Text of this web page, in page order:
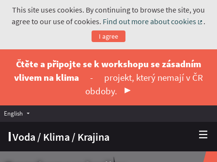
This site uses cookies. By continuing to browse the site, you
agree to our use of cookies. Find out more about cookies
.
I agree
Čtěte a připojte se k workshopu se zásadním
vlivem na klima
-
projekt, který nemají v ČR
obdoby.
Voda / Klima / Krajina
English Vyberte jazyk